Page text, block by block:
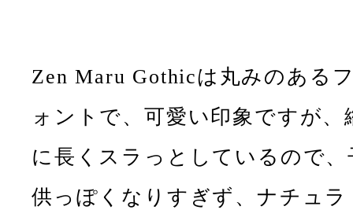
Zen Maru Gothicは丸みのある
ォントで、可愛い印象ですが、
に長くスラっとしているので、
供っぽくなりすぎず、ナチュラ